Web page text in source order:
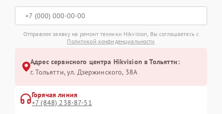
Отправляя заявку на ремонт техники Hikvision, Вы соглашаетесь с
Политикой конфиденциальности
Адрес сервисного центра Hikvision в Тольятти:
г. Тольятти, ул. Дзержинского, 38А
Горячая линия
+7 (848) 238-87-51